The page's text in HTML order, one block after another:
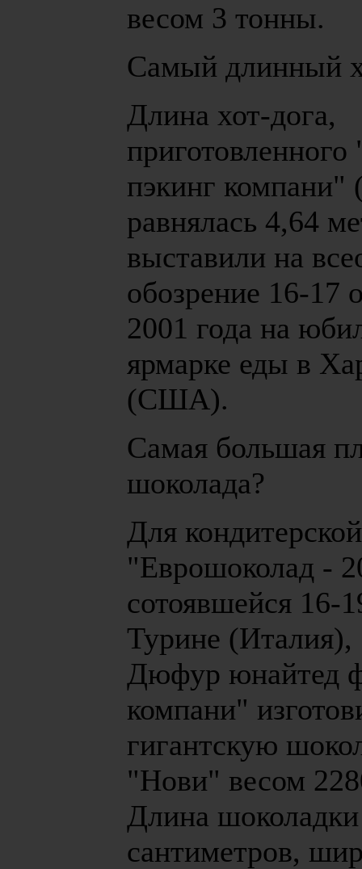
весом 3 тонны.
Самый длинный
Длина хот-дога,
приготовленного
пэкинг
равнялась 4,64
выставили на
обозрение 16-17
2001 года на
ярмарке еды в
(США).
Самая большая
шоколада?
Для
"Еврошоколад -
сотоявшейся 16-
Турине
Дюфур юнайтед
компани"
гигантскую
"Нови" весом
Длина
сантиметров,